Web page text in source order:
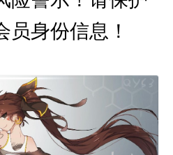
身份信息！